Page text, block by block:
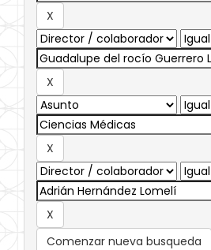
Comenzar nueva busqueda